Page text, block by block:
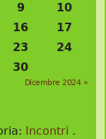
9
10
16
17
23
24
30
Dicembre 2024 »
Incontri .